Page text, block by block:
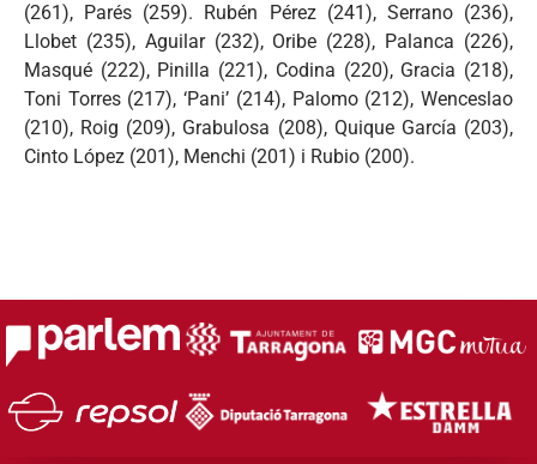
(261), Parés (259). Rubén Pérez (241), Serrano (236),
Llobet (235), Aguilar (232), Oribe (228), Palanca (226),
Masqué (222), Pinilla (221), Codina (220), Gracia (218),
Toni Torres (217), ‘Pani’ (214), Palomo (212), Wenceslao
(210), Roig (209), Grabulosa (208), Quique García (203),
Cinto López (201), Menchi (201) i Rubio (200).